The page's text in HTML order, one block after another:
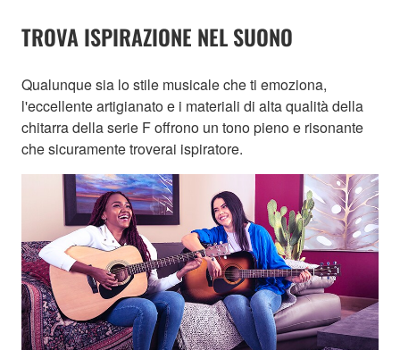
TROVA ISPIRAZIONE NEL SUONO
Qualunque sia lo stile musicale che ti emoziona,
l'eccellente artigianato e i materiali di alta qualità della
chitarra della serie F offrono un tono pieno e risonante
che sicuramente troverai ispiratore.